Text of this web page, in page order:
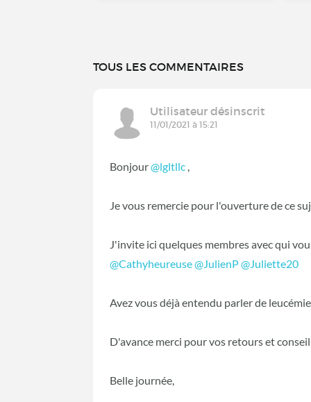
TOUS LES COMMENTAIRES
Utilisateur désinscrit
11/01/2021 à 15:21
Bonjour@lgltllc ‍ ,
Je vous remercie pour l'ouverture de ce
J'invite ici quelques membres avec qui
@Cathyheureuse‍@JulienP‍@Juliette20
Avez vous déjà entendu parler de
D'avance merci pour vos retours et
Belle journée,